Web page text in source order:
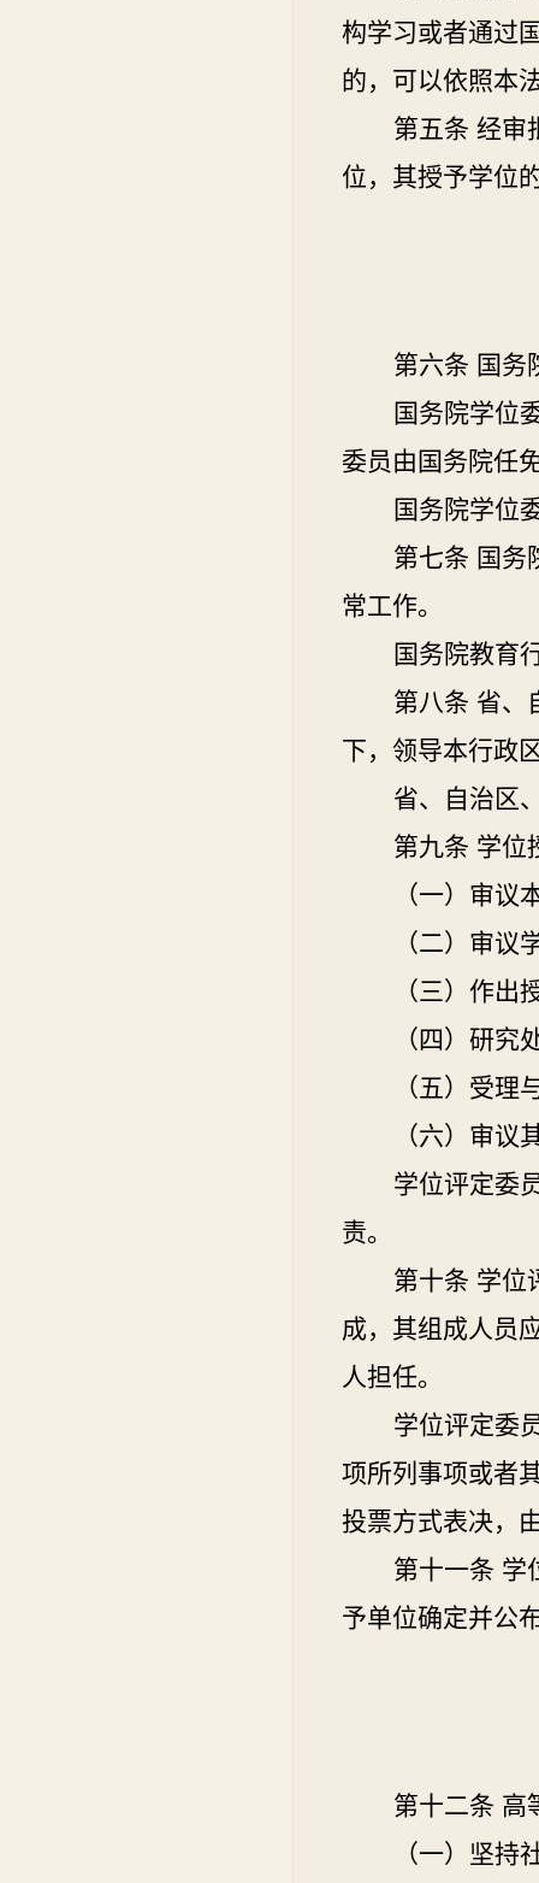
构学习或者通过
的，可以依照本
第五条 经审
位，其授予学位
第六条 国务
国务院学位
委员由国务院任
国务院学位
第七条 国务
常工作。
国务院教育
第八条 省、
下，领导本行政
省、自治区
第九条 学位
（一）审议
（二）审议
（三）作出
（四）研究
（五）受理
（六）审议
学位评定委
责。
第十条 学位
成，其组成人员
人担任。
学位评定委
项所列事项或者
投票方式表决，
第十一条 学
予单位确定并公
第十二条 高
（一）坚持